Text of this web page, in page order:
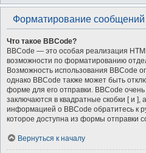
Форматирование
Что такое BBCode?
BBCode — это особая реализация
возможности по форматированию
Возможность использования BBCode
однако BBCode также может быть
форме для его отправки. BBCode
заключаются в квадратные скобки [ и ],
информацией о BBCode обратитесь к
которое доступна из формы отправки
Вернуться к началу